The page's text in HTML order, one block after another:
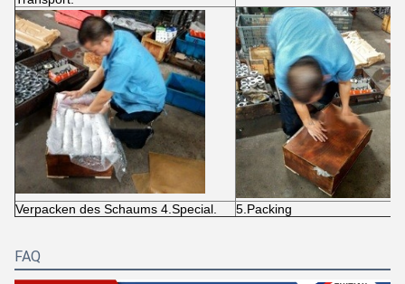
Verpacken des Schaums 4.Special. 5.Packing
FAQ